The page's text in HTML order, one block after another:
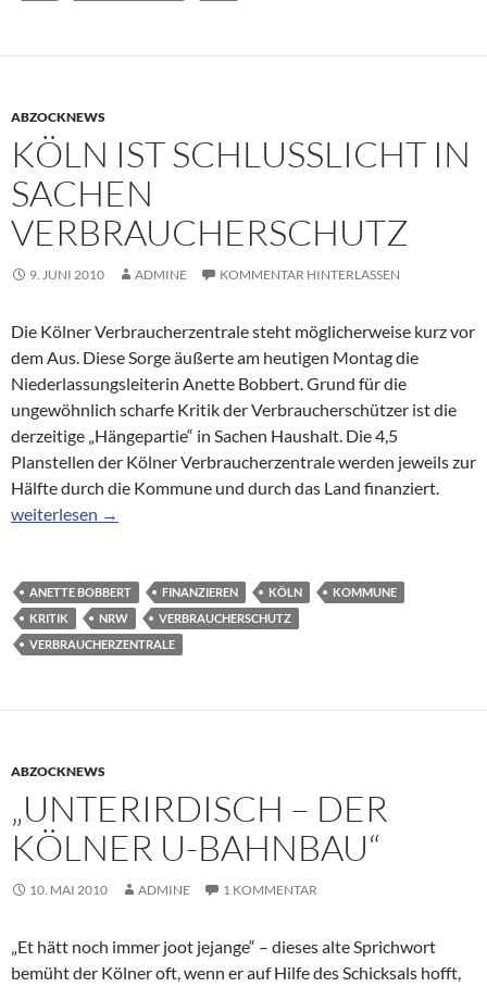
ABZOCKNEWS
KÖLN IST SCHLUSSLICHT IN
SACHEN
VERBRAUCHERSCHUTZ
9. JUNI 2010 ADMINE KOMMENTAR HINTERLASSEN
Die Kölner Verbraucherzentrale steht möglicherweise kurz vor
dem Aus. Diese Sorge äußerte am heutigen Montag die
Niederlassungsleiterin Anette Bobbert. Grund für die
ungewöhnlich scharfe Kritik der Verbraucherschützer ist die
derzeitige „Hängepartie“ in Sachen Haushalt. Die 4,5
Planstellen der Kölner Verbraucherzentrale werden jeweils zur
Hälfte durch die Kommune und durch das Land finanziert.
Köln ist Schlusslicht in Sachen Verbraucherschutz
weiterlesen →
ANETTE BOBBERT FINANZIEREN KÖLN
KOMMUNE
KRITIK
NRW
VERBRAUCHERSCHUTZ
VERBRAUCHERZENTRALE
ABZOCKNEWS
„UNTERIRDISCH – DER
KÖLNER U-BAHNBAU“
10. MAI 2010 ADMINE 1 KOMMENTAR
„Et hätt noch immer joot jejange“ – dieses alte Sprichwort
bemüht der Kölner oft, wenn er auf Hilfe des Schicksals hofft,